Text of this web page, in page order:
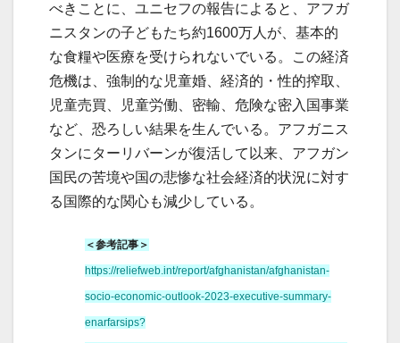
べきことに、ユニセフの報告によると、アフガ
ニスタンの子どもたち約1600万人が、基本的
な食糧や医療を受けられないでいる。この経済
危機は、強制的な児童婚、経済的・性的搾取、
児童売買、児童労働、密輸、危険な密入国事業
など、恐ろしい結果を生んでいる。アフガニス
タンにターリバーンが復活して以来、アフガン
国民の苦境や国の悲惨な社会経済的状況に対す
る国際的な関心も減少している。
＜参考記事＞
https://reliefweb.int/report/afghanistan/afghanistan-
socio-economic-outlook-2023-executive-summary-
enarfarsips?